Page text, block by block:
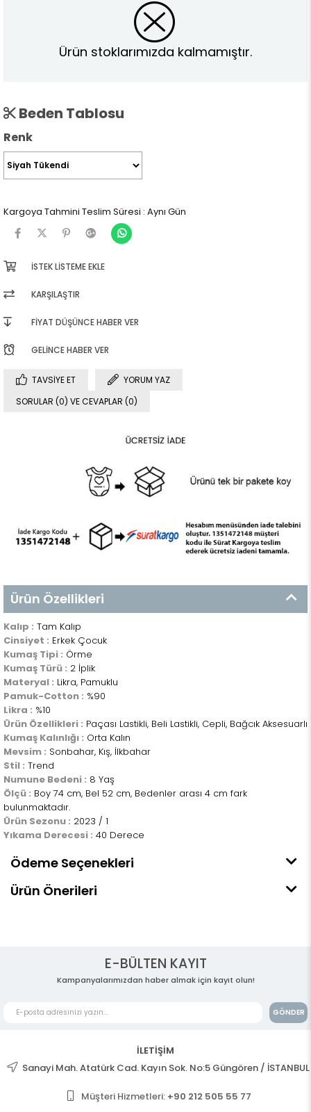
Ürün stoklarımızda kalmamıştır.
Beden Tablosu
Renk
Kargoya Tahmini Teslim Süresi : Aynı Gün
İSTEK LISTEME EKLE
KARŞILAŞTIR
FIYAT DÜŞÜNCE HABER VER
GELINCE HABER VER
TAVSIYE ET
YORUM YAZ
SORULAR (0) VE CEVAPLAR (0)
Ürün Özellikleri
Kalıp : Tam Kalıp
Cinsiyet : Erkek Çocuk
Kumaş Tipi : Örme
Kumaş Türü : 2 İplik
Materyal : Likra, Pamuklu
Pamuk-Cotton : %90
Likra : %10
Ürün Özellikleri : Paçası Lastikli, Beli Lastikli, Cepli, Bağcık Aksesuarlı
Kumaş Kalınlığı : Orta Kalın
Mevsim : Sonbahar, Kış, İlkbahar
Stil : Trend
Numune Bedeni : 8 Yaş
Ölçü : Boy 74 cm, Bel 52 cm, Bedenler arası 4 cm fark
bulunmaktadır.
Ürün Sezonu : 2023 / 1
Yıkama Derecesi : 40 Derece
Ödeme Seçenekleri
Ürün Önerileri
E-BÜLTEN KAYIT
Kampanyalarımızdan haber almak için kayıt olun!
GÖNDER
İLETİŞİM
Sanayi Mah. Atatürk Cad. Kayın Sok. No:5 Güngören / İSTANBUL
Müşteri Hizmetleri: +90 212 505 55 77